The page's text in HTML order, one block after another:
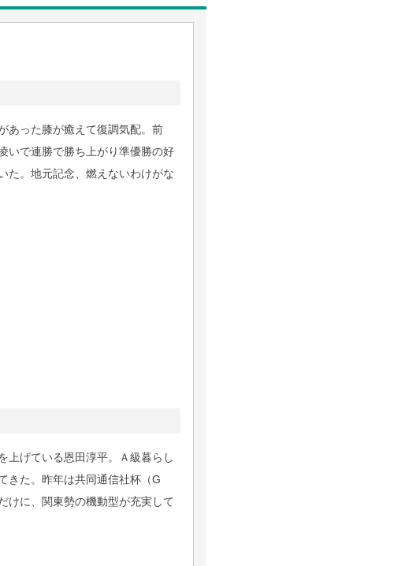
あった膝が癒えて復調気配。前
いで連勝で勝ち上がり準優勝の好
た。地元記念、燃えないわけがな
げている恩田淳平。Ａ級暮らし
きた。昨年は共同通信社杯（G
けに、関東勢の機動型が充実して